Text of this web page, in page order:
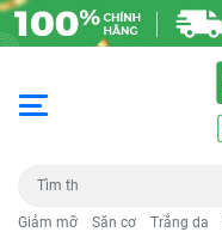
Giảm mỡ Săn cơ Trắng da